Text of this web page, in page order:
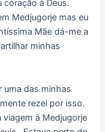
coração à Deus.
Medjugorje mas eu
Mãe dá-me a
minhas
uma das minhas
rezei por isso.
viagem à Medjugorje